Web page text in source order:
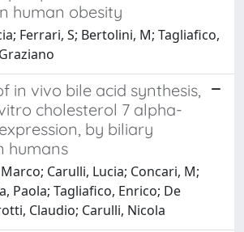
human obesity
Ferrari, S; Bertolini, M; Tagliafico,
in vivo bile acid synthesis,
cholesterol 7 alpha-
by biliary
humans
Carulli, Lucia; Concari, M;
Paola; Tagliafico, Enrico; De
Claudio; Carulli, Nicola